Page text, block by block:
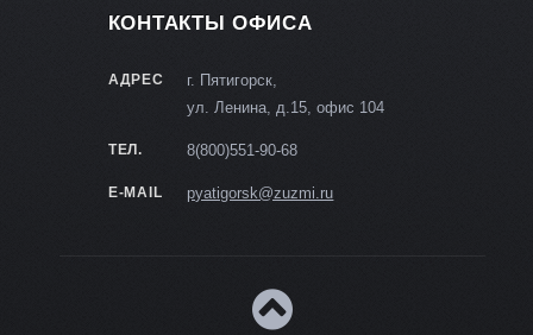
КОНТАКТЫ ОФИСА
АДРЕС
г. Пятигорск,
ул. Ленина, д.15, офис 104
ТЕЛ. 8(800)551-90-68
E-MAIL pyatigorsk@zuzmi.ru